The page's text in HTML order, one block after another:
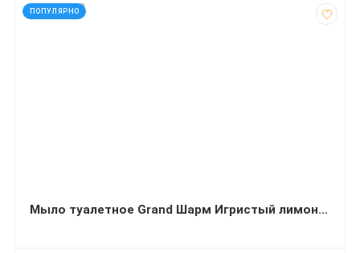
ПОПУЛЯРНО
код: 928128
Мыло туалетное Grand Шарм Игристый лимон 70 г